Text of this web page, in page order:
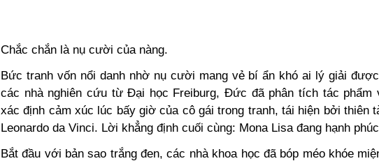
Chắc chắn là nụ cười của nàng.
Bức tranh vốn nổi danh nhờ nụ cười mang vẻ bí ẩn khó ai lý giải
các nhà nghiên cứu từ Đại học Freiburg, Đức đã phân tích tác phẩm
xác định cảm xúc lúc bấy giờ của cô gái trong tranh, tái hiện bởi thiên
Leonardo da Vinci. Lời khẳng định cuối cùng: Mona Lisa đang hạnh
Bắt đầu với bản sao trắng đen, các nhà khoa học đã bóp méo khóe